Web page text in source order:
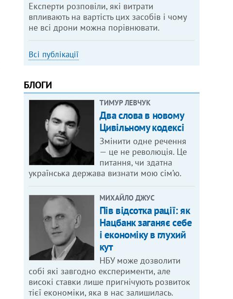
Експерти розповіли, які витрати
впливають на вартість цих засобів і чому
не всі дрони можна порівнювати.
Всі публікації
БЛОГИ
ТИМУР ЛЕВЧУК
Два слова в новому
Цивільному кодексі
Змінити одне речення
— це не революція. Це
питання, чи здатна
українська держава визнати мою сім’ю.
МИХАЙЛО ДЖУС
Пів відсотка рації: як
Нацбанк заганяє себе
і економіку в глухий
кут
НБУ може дозволити
собі які завгодно експерименти, але
високі ставки лише пригнічують розвиток
тієї економіки, яка в нас залишилась.